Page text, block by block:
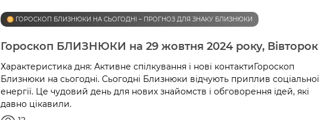
♊️ ГОРОСКОП БЛИЗНЮКИ НА СЬОГОДНІ – ПРОГНОЗ ДЛЯ ЗНАКУ БЛИЗНЮКИ
Гороскоп БЛИЗНЮКИ на 29 жовтня 2024 року, Вівторок
Характеристика дня: Активне спілкування і нові контактиГороскоп
Близнюки на сьогодні. Сьогодні Близнюки відчують приплив соціальної
енергії. Це чудовий день для нових знайомств і обговорення ідей, які
давно цікавили.